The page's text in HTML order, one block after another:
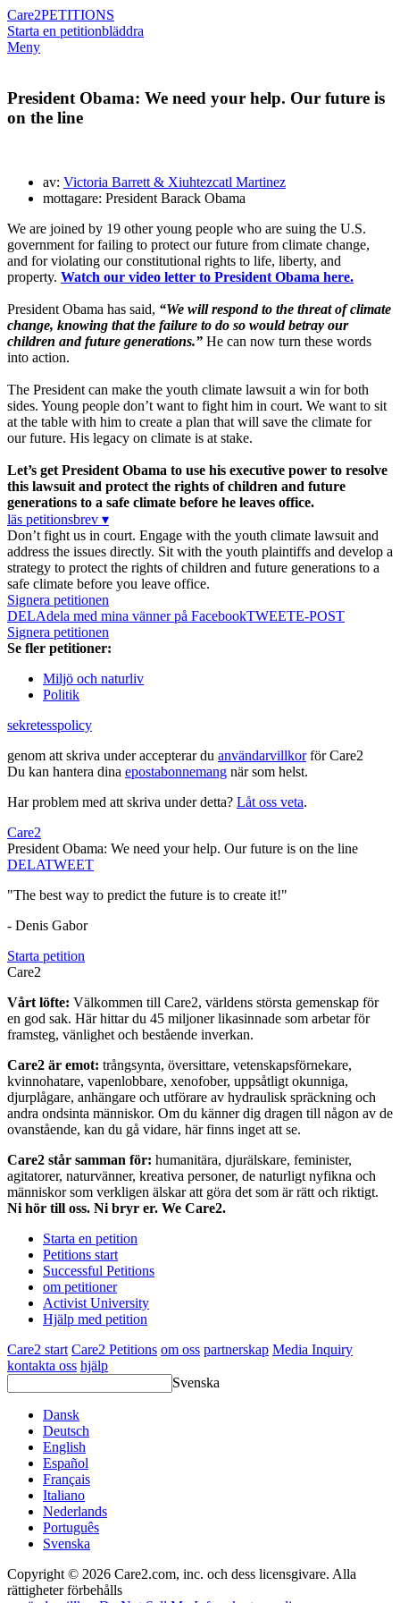
Care2PETITIONS
Starta en petitionbläddra
Meny
President Obama: We need your help. Our future is
on the line
av: Victoria Barrett & Xiuhtezcatl Martinez
mottagare: President Barack Obama
We are joined by 19 other young people who are suing the U.S.
government for failing to protect our future from climate change,
and for violating our constitutional rights to life, liberty, and
property. Watch our video letter to President Obama here.
President Obama has said, “We will respond to the threat of climate
change, knowing that the failure to do so would betray our
children and future generations.” He can now turn these words
into action.
The President can make the youth climate lawsuit a win for both
sides. Young people don’t want to fight him in court. We want to sit
at the table with him to create a plan that will save the climate for
our future. His legacy on climate is at stake.
Let’s get President Obama to use his executive power to resolve
this lawsuit and protect the rights of children and future
generations to a safe climate before he leaves office.
läs petitionsbrev ▾
Don’t fight us in court. Engage with the youth climate lawsuit and
address the issues directly. Sit with the youth plaintiffs and develop a
strategy to protect the rights of children and future generations to a
safe climate before you leave office.
Signera petitionen
DELAdela med mina vänner på FacebookTWEETE-POST
Signera petitionen
Se fler petitioner:
Miljö och naturliv
Politik
sekretesspolicy
genom att skriva under accepterar du användarvillkorför Care2
Du kan hantera dina epostabonnemang när som helst.
Har problem med att skriva under detta? Låt oss veta.
Care2
President Obama: We need your help. Our future is on the line
DELATWEET
"The best way to predict the future is to create it!"
- Denis Gabor
Starta petition
Care2
Vårt löfte: Välkommen till Care2, världens största gemenskap för
en god sak. Här hittar du 45 miljoner likasinnade som arbetar för
framsteg, vänlighet och bestående inverkan.
Care2 är emot: trångsynta, översittare, vetenskapsförnekare,
kvinnohatare, vapenlobbare, xenofober, uppsåtligt okunniga,
djurplågare, anhängare och utförare av hydraulisk spräckning och
andra ondsinta människor. Om du känner dig dragen till någon av de
ovanstående, kan du gå vidare, här finns inget att se.
Care2 står samman för: humanitära, djurälskare, feminister,
agitatorer, naturvänner, kreativa personer, de naturligt nyfikna och
människor som verkligen älskar att göra det som är rätt och riktigt.
Ni hör till oss. Ni bryr er. We Care2.
Starta en petition
Petitions start
Successful Petitions
om petitioner
Activist University
Hjälp med petition
Care2 start Care2 Petitions om oss partnerskap Media Inquiry
kontakta oss hjälp
Svenska
Dansk
Deutsch
English
Español
Français
Italiano
Nederlands
Português
Svenska
Copyright © 2026 Care2.com, inc. och dess licensgivare. Alla
rättigheter förbehålls